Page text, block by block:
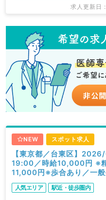
求人更新
NEW スポット求人
【東京都／台東区】
19:00／時給10,000円 ※
11,000円※歩合あり／一
人気エリア 駅近・徒歩圏内